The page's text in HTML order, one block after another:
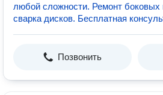
любой сложности. Ремонт боковых
сварка дисков. Бесплатная
Позвонить